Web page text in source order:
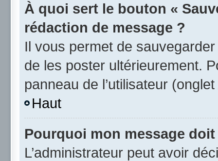
À quoi sert le bouton «
rédaction de message ?
Il vous permet de
de les poster ultérieurement.
panneau de l’utilisateur (onglet
Haut
Pourquoi mon message
L’administrateur peut avoir